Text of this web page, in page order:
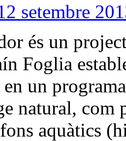
setembre
és un
Foglia
un
natural, com
aquàtics